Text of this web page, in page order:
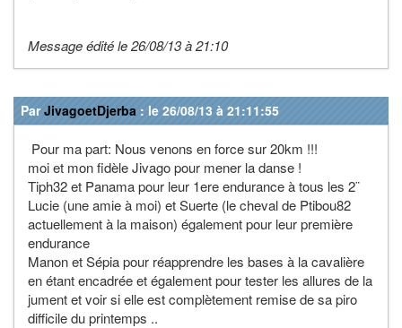
Message édité le 26/08/13 à 21:10
ParJivagoetDjerba : le 26/08/13 à 21:11:55
Pour ma part: Nous venons en force sur 20km !!!
moi et mon fidèle Jivago pour mener la danse !
Tiph32 et Panama pour leur 1ere endurance à tous les 2¨
Lucie (une amie à moi) et Suerte (le cheval de Ptibou82
actuellement à la maison) également pour leur première
endurance
Manon et Sépia pour réapprendre les bases à la cavalière
en étant encadrée et également pour tester les allures de la
jument et voir si elle est complètement remise de sa piro
difficile du printemps ..